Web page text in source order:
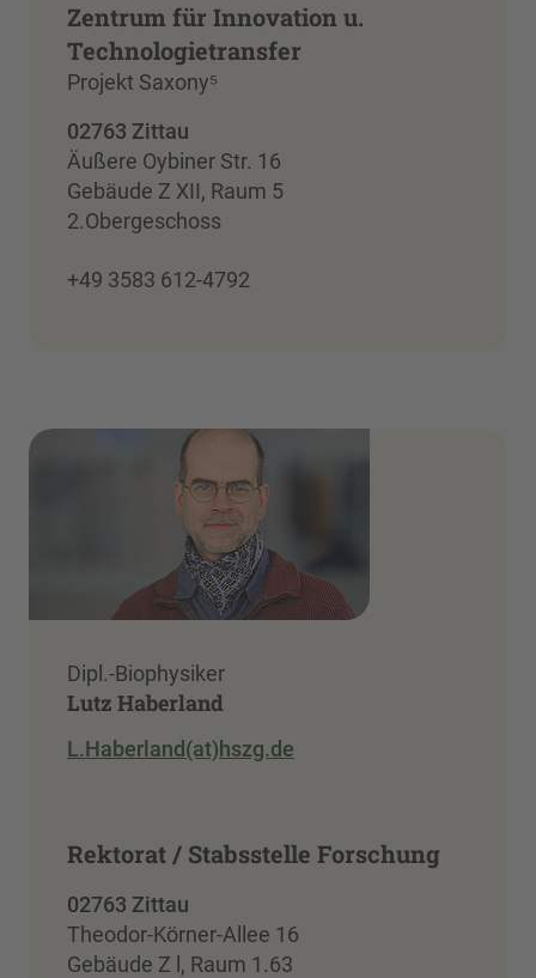
Zentrum für Innovation u.
Technologietransfer
Projekt Saxony⁵
02763 Zittau
Äußere Oybiner Str. 16
Gebäude Z XII, Raum 5
2.Obergeschoss
+49 3583 612-4792
Dipl.-Biophysiker
Lutz Haberland
L.Haberland(at)hszg.de
Rektorat / Stabsstelle Forschung
02763 Zittau
Theodor-Körner-Allee 16
Gebäude Z l, Raum 1.63